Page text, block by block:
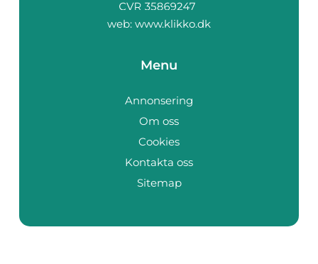
web: www.klikko.dk
Menu
Annonsering
Om oss
Cookies
Kontakta oss
Sitemap